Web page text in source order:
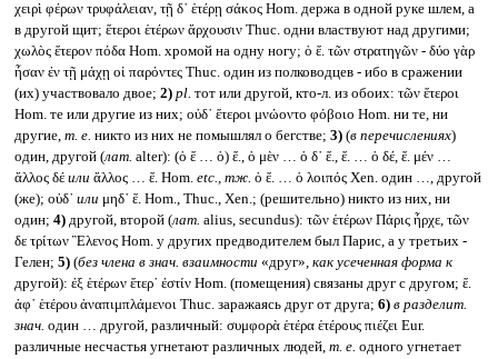
χειρὶ φέρων τρυφάλειαν, τῇ δ᾽ ἑτέρῃ σάκος Hom. держа в одной руке шлем, а
в другой щит; ἕτεροι ἑτέρων ἄρχουσιν Thuc. одни властвуют над другими;
χωλὸς ἕτερον πόδα Hom. хромой на одну ногу; ὁ ἕ. τῶν στρατηγῶν - δύο γὰρ
ἦσαν ἐν τῇ μάχῃ οἱ παρόντες Thuc. один из полководцев - ибо в сражении
(их) участвовало двое; 2) pl. тот или другой, кто-л. из обоих: τῶν ἕτεροι
Hom. те или другие из них; οὐδ᾽ ἕτεροι μνώοντο φόβοιο Hom. ни те, ни
другие, т. е. никто из них не помышлял о бегстве; 3)(в перечислениях)
один, другой (лат. alter): (ὁ ἕ … ὁ) ἕ., ὁ μὲν … ὁ δ᾽ ἕ., ἕ. … ὁ δέ, ἕ. μέν …
ἄλλος δέ или ἄλλος … ἕ. Hom. etc., тж. ὁ ἕ. … ὁ λοιπός Xen. один …, другой
(же); οὐδ᾽ или μηδ᾽ ἕ. Hom., Thuc., Xen.; (решительно) никто из них, ни
один; 4)другой, второй (лат. alius, secundus): τῶν ἑτέρων Πάρις ἦρχε, τῶν
δε τρίτων Ἓλενος Hom. у других предводителем был Парис, а у третьих -
Гелен; 5)(без члена в знач. взаимности «друг», как усеченная форма к
другой): ἐξ ἑτέρων ἕτερ᾽ ἐστίν Hom. (помещения) связаны друг с другом; ἕ.
ἀφ᾽ ἑτέρου ἀναπιμπλάμενοι Thuc. заражаясь друг от друга; 6) в разделит.
знач. один … другой, различный: συμφορὰ ἑτέρα ἑτέρους πιέζει Eur.
различные несчастья угнетают различных людей, т. е. одного угнетает